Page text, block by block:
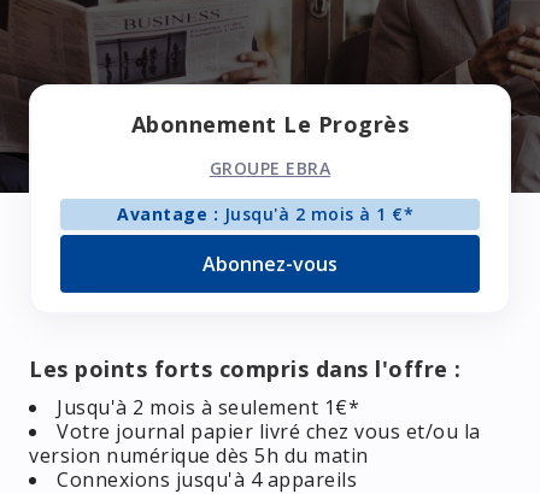
Abonnement Le Progrès
GROUPE EBRA
Avantage : Jusqu'à 2 mois à 1 €*
Abonnez-vous
Les points forts compris dans l'offre :
Jusqu'à 2 mois à seulement 1€*
Votre journal papier livré chez vous et/ou la
version numérique dès 5h du matin
Connexions jusqu'à 4 appareils